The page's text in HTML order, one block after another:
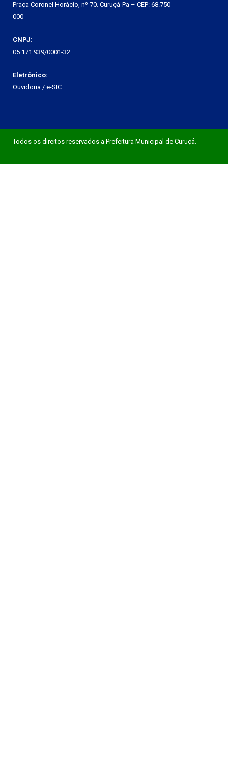
Praça Coronel Horácio, nº 70. Curuçá-Pa – CEP: 68.750-
000
CNPJ:
05.171.939/0001-32
Eletrônico:
Ouvidoria / e-SIC
Todos os direitos reservados a Prefeitura Municipal de Curuçá.